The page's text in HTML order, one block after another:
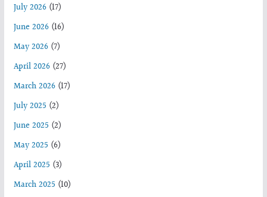
July 2026(17)
June 2026(16)
May 2026(7)
April 2026(27)
March 2026(17)
July 2025 (2)
June 2025 (2)
May 2025 (6)
April 2025 (3)
March 2025 (10)